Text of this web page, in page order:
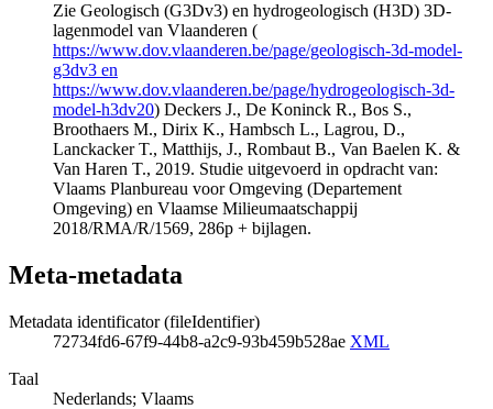
Zie Geologisch (G3Dv3) en hydrogeologisch (H3D) 3D-
lagenmodel van Vlaanderen (
https://www.dov.vlaanderen.be/page/geologisch-3d-model-
g3dv3 en
https://www.dov.vlaanderen.be/page/hydrogeologisch-3d-
model-h3dv20) Deckers J., De Koninck R., Bos S.,
Broothaers M., Dirix K., Hambsch L., Lagrou, D.,
Lanckacker T., Matthijs, J., Rombaut B., Van Baelen K. &
Van Haren T., 2019. Studie uitgevoerd in opdracht van:
Vlaams Planbureau voor Omgeving (Departement
Omgeving) en Vlaamse Milieumaatschappij
2018/RMA/R/1569, 286p + bijlagen.
Meta-metadata
Metadata identificator (fileIdentifier)
72734fd6-67f9-44b8-a2c9-93b459b528ae XML
Taal
Nederlands; Vlaams